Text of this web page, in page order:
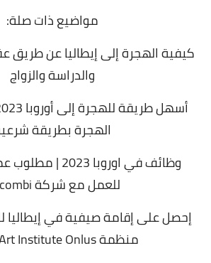
مواضيع ذات صلة:
كيفية الهجرة إلى إيطاليا عن طريق
والدراسة والزواج
الهجرة بطريقة
وظائف في اوروبا
للعمل مع شركة Adcombi
إحصل على إقامة صيفية في إيطاليا
منظمة Siena Art Institute Onlus